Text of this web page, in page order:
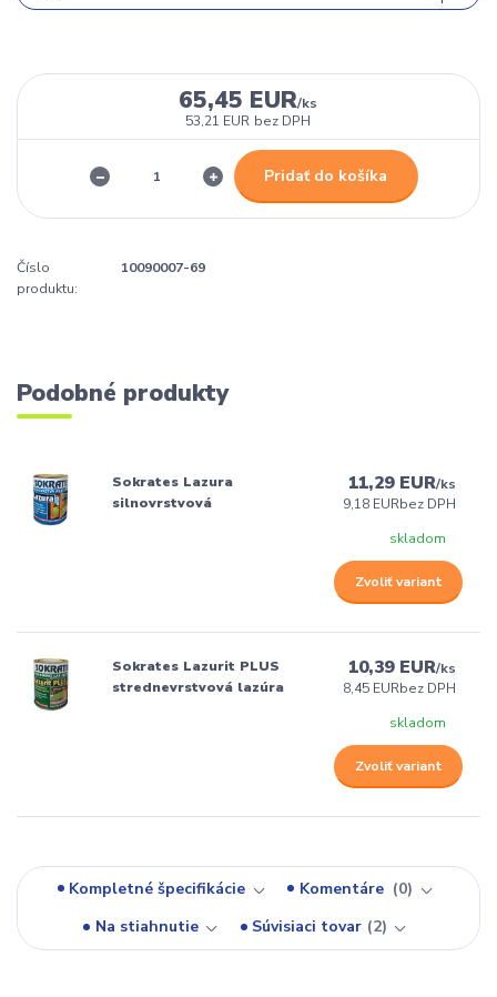
65,45 EUR/ks
53,21 EUR bez DPH
Pridať do košíka
Číslo
produktu:
10090007-69
Podobné produkty
Sokrates Lazura
silnovrstvová
11,29 EUR/ks
9,18 EURbez DPH
skladom
Zvoliť variant
Sokrates Lazurit PLUS
strednevrstvová lazúra
10,39 EUR/ks
8,45 EURbez DPH
skladom
Zvoliť variant
Kompletné špecifikácie Komentáre
0
Na stiahnutie
Súvisiaci tovar 2